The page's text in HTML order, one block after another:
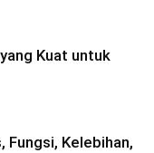
Kuat untuk
Fungsi, Kelebihan,